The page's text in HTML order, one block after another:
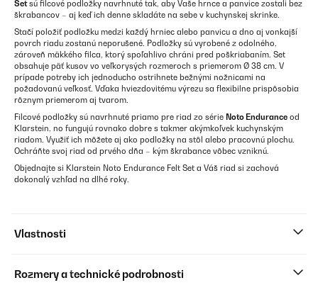
Setsú filcové podložky navrhnuté tak, aby Vaše hrnce a panvice zostali bez
škrabancov – aj keď ich denne skladáte na sebe v kuchynskej skrinke.
Stačí položiť podložku medzi každý hrniec alebo panvicu a dno aj vonkajší
povrch riadu zostanú neporušené. Podložky sú vyrobené z odolného,
zároveň mäkkého filca, ktorý spoľahlivo chráni pred poškriabaním. Set
obsahuje päť kusov vo veľkorysých rozmeroch s priemerom Ø 38 cm. V
prípade potreby ich jednoducho ostrihnete bežnými nožnicami na
požadovanú veľkosť. Vďaka hviezdovitému výrezu sa flexibilne prispôsobia
rôznym priemerom aj tvarom.
Filcové podložky sú navrhnuté priamo pre riad zo série Noto Endurance od
Klarstein, no fungujú rovnako dobre s takmer akýmkoľvek kuchynským
riadom. Využiť ich môžete aj ako podložky na stôl alebo pracovnú plochu.
Ochráňte svoj riad od prvého dňa – kým škrabance vôbec vzniknú.
Objednajte si Klarstein Noto Endurance Felt Set a Váš riad si zachová
dokonalý vzhľad na dlhé roky.
Vlastnosti
Rozmery a technické podrobnosti